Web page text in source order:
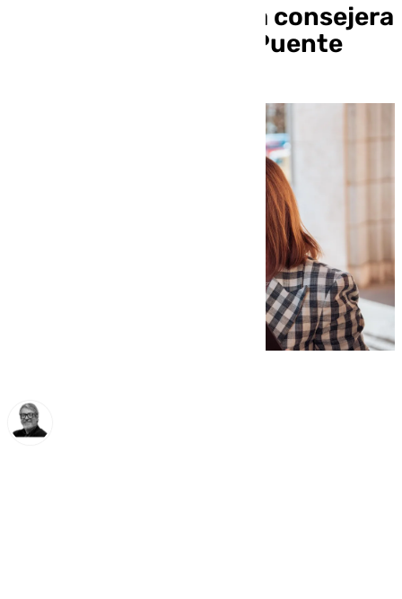
será trasladada por la consejera
de Fomento a Oscar Puente